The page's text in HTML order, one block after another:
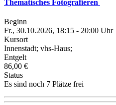
Thematisches Fotografieren
Beginn
Fr., 30.10.2026, 18:15 - 20:00 Uhr
Kursort
Innenstadt; vhs-Haus;
Entgelt
86,00 €
Status
Es sind noch 7 Plätze frei